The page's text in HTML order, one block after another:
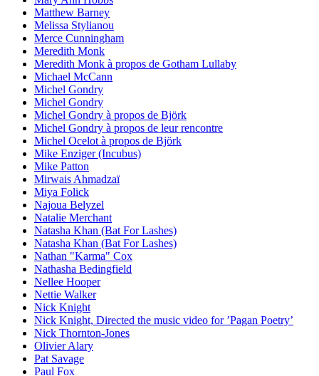
Matthew Barney
Melissa Stylianou
Merce Cunningham
Meredith Monk
Meredith Monk à propos de Gotham Lullaby
Michael McCann
Michel Gondry
Michel Gondry
Michel Gondry à propos de Björk
Michel Gondry à propos de leur rencontre
Michel Ocelot à propos de Björk
Mike Enziger (Incubus)
Mike Patton
Mirwais Ahmadzaï
Miya Folick
Najoua Belyzel
Natalie Merchant
Natasha Khan (Bat For Lashes)
Natasha Khan (Bat For Lashes)
Nathan "Karma" Cox
Nathasha Bedingfield
Nellee Hooper
Nettie Walker
Nick Knight
Nick Knight, Directed the music video for ’Pagan Poetry’
Nick Thornton-Jones
Olivier Alary
Pat Savage
Paul Fox